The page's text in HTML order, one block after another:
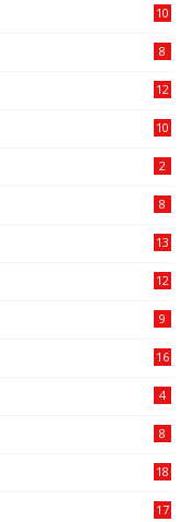
10
8
12
10
2
8
13
12
9
16
4
8
18
17